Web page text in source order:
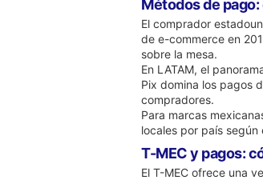
Métodos de pago:
El comprador
de e-commerce en
sobre la mesa.
En LATAM, el
Pix domina los pagos
compradores.
Para marcas
locales por país
T-MEC y pagos:
El T-MEC ofrece una